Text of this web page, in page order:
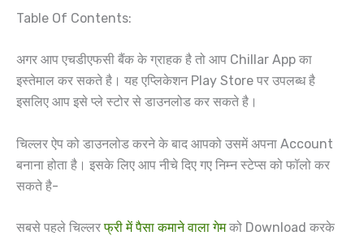
Table Of Contents:
अगर आप एचडीएफसी बैंक के ग्राहक है तो आप Chillar App का
इस्तेमाल कर सकते है। यह एप्लिकेशन Play Store पर उपलब्ध है
इसलिए आप इसे प्ले स्टोर से डाउनलोड कर सकते है।
चिल्लर ऐप को डाउनलोड करने के बाद आपको उसमें अपना Account
बनाना होता है। इसके लिए आप नीचे दिए गए निम्न स्टेप्स को फॉलो कर
सकते है-
सबसे पहले चिल्लरफ्री में पैसा कमाने वाला गेमको Download करके